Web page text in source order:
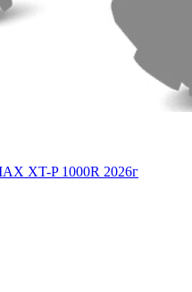
XT-P 1000R 2026г